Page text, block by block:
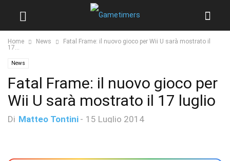
Home News
Fatal Frame: il nuovo gioco per Wii U sarà mostrato il
17...
News
Fatal Frame: il nuovo gioco per
Wii U sarà mostrato il 17 luglio
Di Matteo Tontini - 15 Luglio 2014